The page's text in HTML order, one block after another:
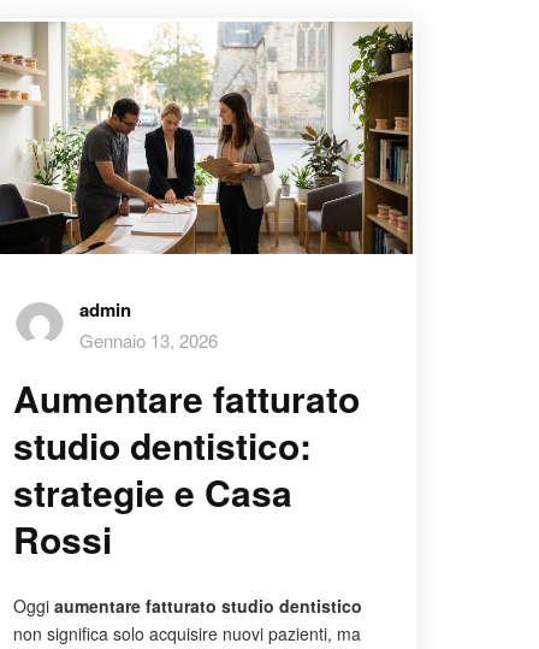
admin
Gennaio 13, 2026
Aumentare fatturato
studio dentistico:
strategie e Casa
Rossi
Oggi aumentare fatturato studio dentistico
non significa solo acquisire nuovi pazienti, ma